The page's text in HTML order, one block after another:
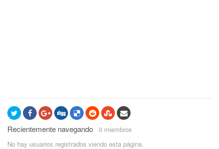
Recientemente navegando 0 miembros
No hay usuarios registrados viendo esta página.